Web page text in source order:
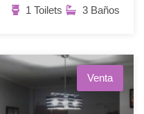
3 Baños
1 Toilets
Venta